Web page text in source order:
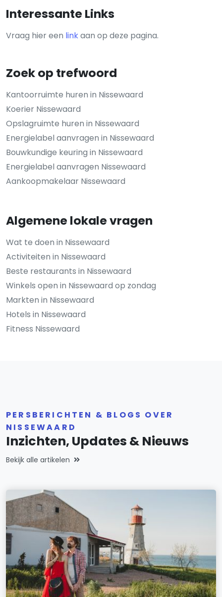
Interessante Links
Vraag hier een linkaan op deze pagina.
Zoek op trefwoord
Kantoorruimte huren in Nissewaard
Koerier Nissewaard
Opslagruimte huren in Nissewaard
Energielabel aanvragen in Nissewaard
Bouwkundige keuring in Nissewaard
Energielabel aanvragen Nissewaard
Aankoopmakelaar Nissewaard
Algemene lokale vragen
Wat te doen in Nissewaard
Activiteiten in Nissewaard
Beste restaurants in Nissewaard
Winkels open in Nissewaard op zondag
Markten in Nissewaard
Hotels in Nissewaard
Fitness Nissewaard
PERSBERICHTEN & BLOGS OVER
NISSEWAARD
Inzichten, Updates & Nieuws
Bekijk alle artikelen